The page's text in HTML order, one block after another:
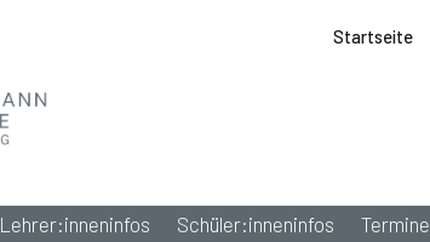
Startseite
Lehrer:inneninfos Schüler:inneninfos Termine